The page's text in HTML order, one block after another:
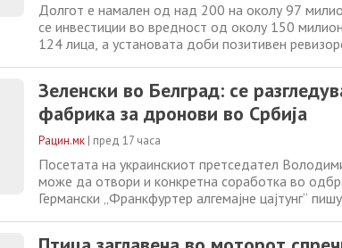
Долгот е намален од над 200 на околу 97
се инвестиции во вредност од околу 150
124 лица, а установата доби позитивен
здравствени институции
Зеленски во Белград: се
фабрика за дронови во Србија
Рацин.мк | пред 17 часа
Посетата на украинскиот претседател
може да отвори и конкретна соработка во
Германски „Франкфуртер алгемајне цајтунг“